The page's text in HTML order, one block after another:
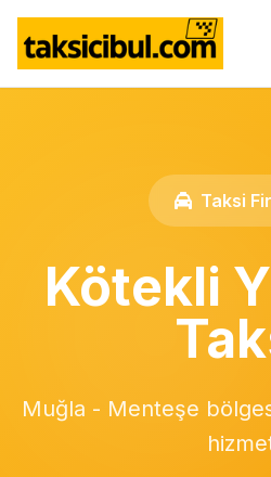
Taksi
Kötekli
Muğla - Menteşe